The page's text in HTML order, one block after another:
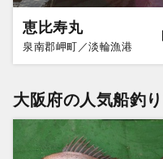
恵比寿丸
泉南郡岬町／淡輪漁港
大阪府の人気船釣